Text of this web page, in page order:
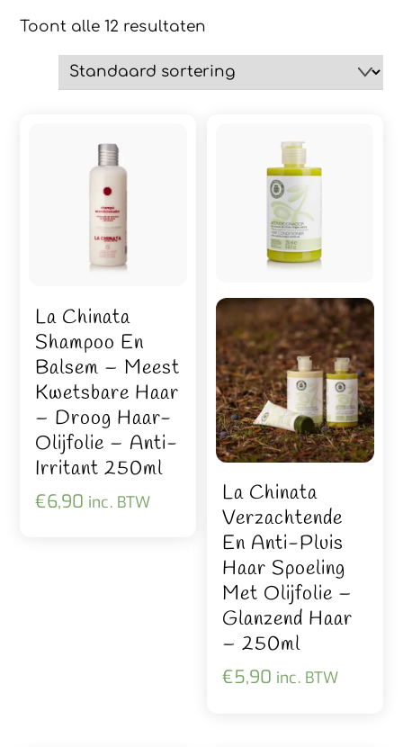
Toont alle 12 resultaten
La Chinata
Shampoo En
Balsem – Meest
Kwetsbare Haar
– Droog Haar-
Olijfolie – Anti-
Irritant 250ml
€6,90 inc. BTW
La Chinata
Verzachtende
En Anti-Pluis
Haar Spoeling
Met Olijfolie –
Glanzend Haar
– 250ml
€5,90 inc. BTW